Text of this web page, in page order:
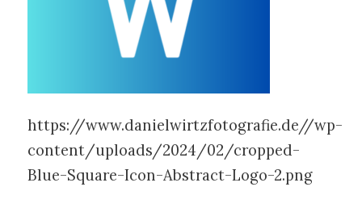
https://www.danielwirtzfotografie.de//wp-
content/uploads/2024/02/cropped-
Blue-Square-Icon-Abstract-Logo-2.png